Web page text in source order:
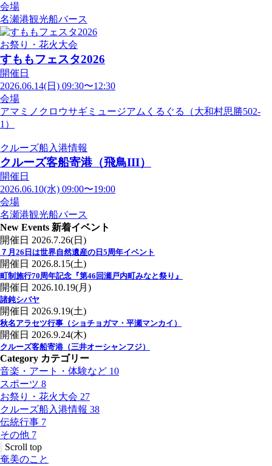
会場
名瀬港観光船バース
お祭り・花火大会
すももフェスタ2026
開催日
2026.06.14(日) 09:30〜12:30
会場
アマミノクロウサギミュージアムくるぐる（大和村思勝502-
1）
クルーズ船入港情報
クルーズ客船寄港（飛鳥III）
開催日
2026.06.10(水) 09:00〜19:00
会場
名瀬港観光船バース
New Events 新着イベント
開催日 2026.7.26(日)
７月26日は世界自然遺産の日5周年イベント
開催日 2026.8.15(土)
町制施行70周年記念『第46回瀬戸内町みなと祭り』
開催日 2026.10.19(月)
諸鈍シバヤ
開催日 2026.9.19(土)
秋名アラセツ行事（ショチョガマ・平瀬マンカイ）
開催日 2026.9.24(木)
クルーズ客船寄港（三井オーシャンフジ）
Category カテゴリー
音楽・アート・体験など 10
スポーツ 8
お祭り・花火大会 27
クルーズ船入港情報 38
伝統行事 7
その他 7
Scroll top
奄美のこと